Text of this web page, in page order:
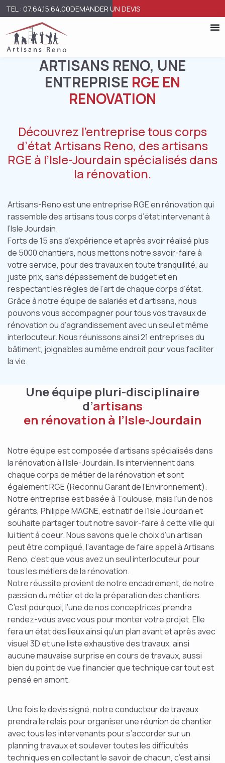
TEL : 07.64.15.64.00DEMANDER UN DEVIS
ARTISANS RENO, UNE
ENTREPRISE RGE EN
RENOVATION
Découvrez l’entreprise tous corps
d’état Artisans Reno, des artisans
RGE à l’Isle-Jourdain spécialisés dans
la rénovation.
Artisans-Reno est une entreprise RGE en rénovation qui
rassemble des artisans tous corps d’état intervenant à
l’Isle Jourdain.
Forts de 15 ans d’expérience et après avoir réalisé plus
de 5000 chantiers, nous mettons notre savoir-faire à
votre service, pour des travaux en toute tranquillité, au
juste prix, sans dépassement de budget et en
respectant les règles de l’art de chaque corps d’état.
Grâce à notre équipe de salariés et d’artisans, nous
pouvons vous accompagner pour tous vos travaux de
rénovation ou d’agrandissement avec un seul et même
interlocuteur. Nous réunissons ainsi 21 entreprises du
bâtiment, joignables au même endroit pour vous faciliter
la vie.
Une équipe pluri-disciplinaire
d’artisans
en rénovation à l’Isle-Jourdain
Notre équipe est composée d’artisans spécialisés dans
la rénovation à l’Isle-Jourdain. Ils interviennent dans
chaque corps de métier de la rénovation et sont
également RGE (Reconnu Garant de l’Environnement).
Notre entreprise est basée à Toulouse, mais l’un de nos
gérants, Philippe MAGNE, est natif de l’Isle Jourdain et
souhaite partager tout notre savoir-faire à cette ville qui
lui tient à coeur. Nous savons que le choix d’un artisan
peut être compliqué, l’avantage de faire appel à Artisans
Reno, c’est que vous avez un seul interlocuteur pour
tous les métiers de la rénovation.
Notre réussite provient de notre encadrement, de notre
passion du métier et de la préparation des chantiers.
C’est pourquoi, l’une de nos conceptrices prendra
rendez-vous avec vous pour monter votre projet. Elle
fera un état des lieux ainsi qu’un plan avant et après avec
visuel 3D et une liste exhaustive des travaux, ainsi
aucune mauvaise surprise en cours de travaux, aussi
bien du point de vue financier que technique car tout est
pensé en amont.
Une fois le devis signé, notre conducteur de travaux
prendra le relais pour organiser une réunion de chantier
avec tous les intervenants pour s’accorder sur un
planning travaux et soulever toutes les difficultés
techniques en collectant le savoir de chacun, c’est ainsi